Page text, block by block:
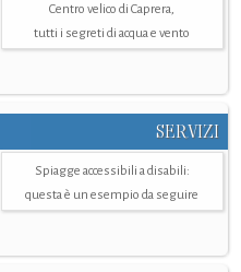
Centro velico di Caprera,
tutti i segreti di acqua e vento
SERVIZI
Spiagge accessibili a disabili:
questa è un esempio da seguire